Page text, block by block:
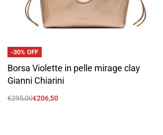
-30% OFF
Borsa Violette in pelle mirage clay
Gianni Chiarini
€295,00€206,50